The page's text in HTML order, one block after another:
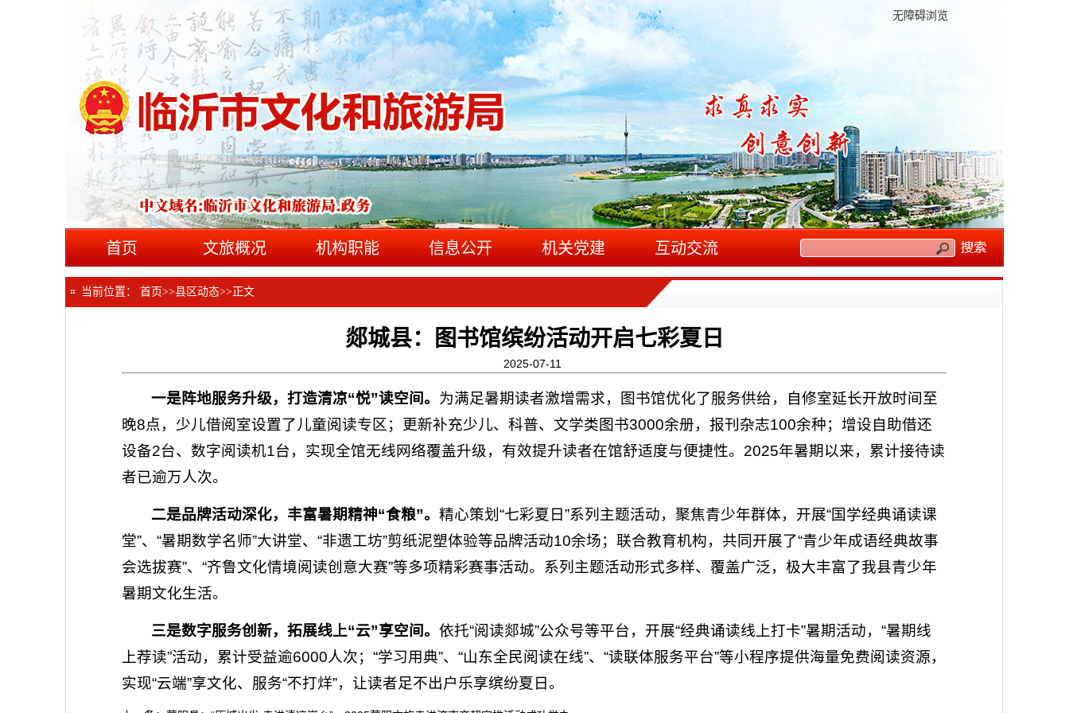
无障碍浏览
首页 文旅概况 机构职能 信息公开 机关党建 互动交流
当前位置： 首页>>县区动态>> 正文
郯城县：图书馆缤纷活动开启七彩夏日
2025-07-11
一是阵地服务升级，打造清凉“悦”读空间。 为满足暑期读者激增需求，图书馆优化了服务供给，自修室延长开放时间至
晚8点，少儿借阅室设置了儿童阅读专区；更新补充少儿、科普、文学类图书3000余册，报刊杂志100余种；增设自助借还
设备2台、数字阅读机1台，实现全馆无线网络覆盖升级，有效提升读者在馆舒适度与便捷性。2025年暑期以来，累计接待读
者已逾万人次。
二是品牌活动深化，丰富暑期精神“食粮”。精心策划“七彩夏日”系列主题活动，聚焦青少年群体，开展“国学经典诵读课
堂”、“暑期数学名师”大讲堂、“非遗工坊”剪纸泥塑体验等品牌活动10余场；联合教育机构，共同开展了“青少年成语经典故事
会选拔赛”、“齐鲁文化情境阅读创意大赛”等多项精彩赛事活动。系列主题活动形式多样、覆盖广泛，极大丰富了我县青少年
暑期文化生活。
三是数字服务创新，拓展线上“云”享空间。依托“阅读郯城”公众号等平台，开展“经典诵读线上打卡”暑期活动，“暑期线
上荐读”活动，累计受益逾6000人次；“学习用典”、“山东全民阅读在线”、“读联体服务平台”等小程序提供海量免费阅读资源，
实现“云端”享文化、服务“不打烊”，让读者足不出户乐享缤纷夏日。